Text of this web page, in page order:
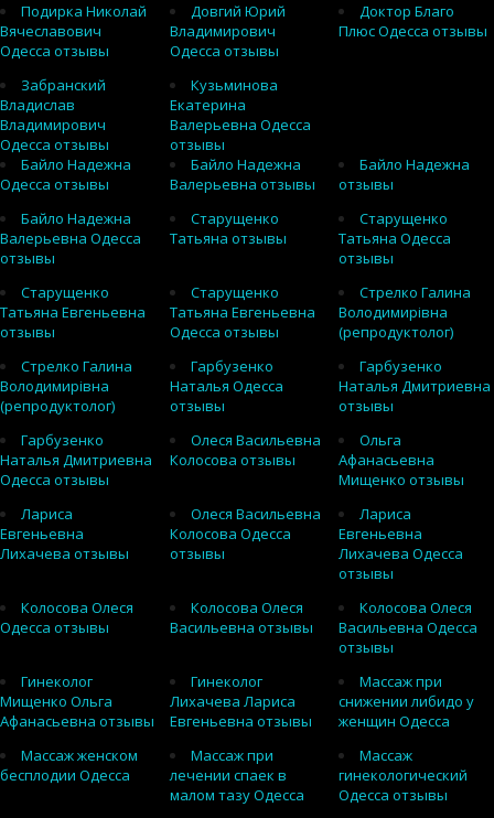
Подирка Николай
Вячеславович
Одесса отзывы
Довгий Юрий
Владимирович
Одесса отзывы
Доктор Благо
Плюс Одесса отзывы
Забранский
Владислав
Владимирович
Одесса отзывы
Кузьминова
Екатерина
Валерьевна Одесса
отзывы
Байло Надежна
Одесса отзывы
Байло Надежна
Валерьевна отзывы
Байло Надежна
отзывы
Байло Надежна
Валерьевна Одесса
отзывы
Старущенко
Татьяна отзывы
Старущенко
Татьяна Одесса
отзывы
Старущенко
Татьяна Евгеньевна
отзывы
Старущенко
Татьяна Евгеньевна
Одесса отзывы
Стрелко Галина
Володимирівна
(репродуктолог)
Стрелко Галина
Володимирівна
(репродуктолог)
Гарбузенко
Наталья Одесса
отзывы
Гарбузенко
Наталья Дмитриевна
отзывы
Гарбузенко
Наталья Дмитриевна
Одесса отзывы
Олеся Васильевна
Колосова отзывы
Ольга
Афанасьевна
Мищенко отзывы
Лариса
Евгеньевна
Лихачева отзывы
Олеся Васильевна
Колосова Одесса
отзывы
Лариса
Евгеньевна
Лихачева Одесса
отзывы
Колосова Олеся
Одесса отзывы
Колосова Олеся
Васильевна отзывы
Колосова Олеся
Васильевна Одесса
отзывы
Гинеколог
Мищенко Ольга
Афанасьевна отзывы
Гинеколог
Лихачева Лариса
Евгеньевна отзывы
Массаж при
снижении либидо у
женщин Одесса
Массаж женском
бесплодии Одесса
Массаж при
лечении спаек в
малом тазу Одесса
Массаж
гинекологический
Одесса отзывы